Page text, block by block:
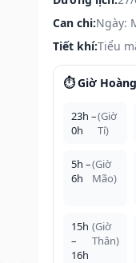
Can chi:Ngày:
Tiết khí:Tiểu
⏱️ Giờ
23h –
0h
(Giờ
Tí)
5h –
6h
(Giờ
Mão)
15h
–
16h
(Giờ
Thân)